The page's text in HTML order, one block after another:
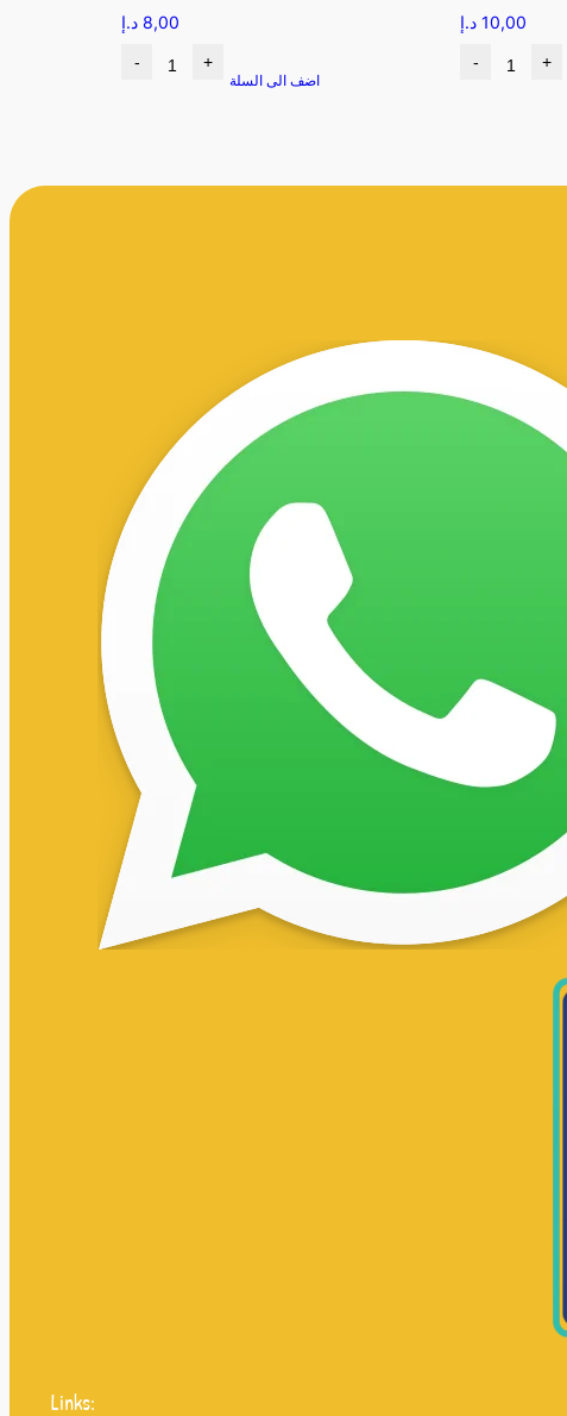
8,00 د.إ
- +
اضف الى السلة
10,00 د.إ
- +
Links: